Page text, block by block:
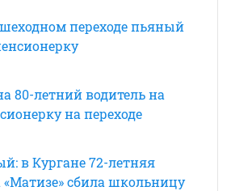
переходе пьяный
80-летний водитель на
на переходе
в Кургане 72-летняя
сбила школьницу